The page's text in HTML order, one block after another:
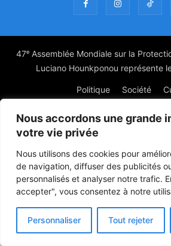
Nous accordons une grande
votre vie privée
Nous utilisons des cookies pour
de navigation, diffuser des publicités
personnalisés et analyser notre trafic.
accepter", vous consentez à notre
Personnaliser Tout rejeter
47ᵉ Assemblée Mondiale sur la
Luciano Hounkponou représente
Politique Société
© Powered by digitXplus